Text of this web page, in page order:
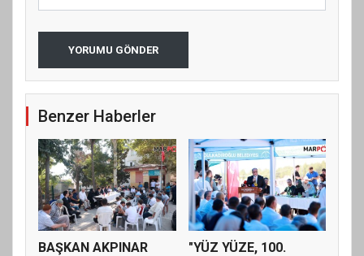
YORUMU GÖNDER
Benzer Haberler
BAŞKAN AKPINAR
"YÜZ YÜZE, 100.